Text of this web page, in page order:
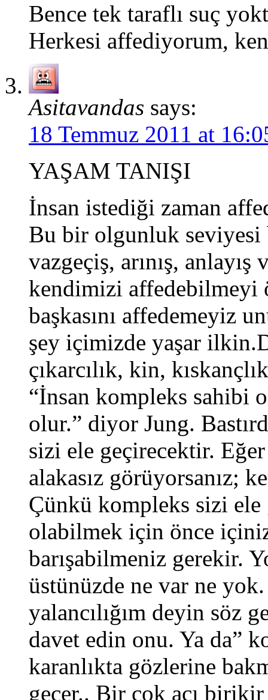
Bence tek taraflı suç
Herkesi affediyorum,
Asitavandas says:
18 Temmuz 2011 at
YAŞAM TANIŞI
İnsan istediği zaman
Bu bir olgunluk seviyesi
vazgeçiş, arınış,
kendimizi affedebilmeyi
başkasını affedemeyiz
şey içimizde yaşar
çıkarcılık, kin,
“İnsan kompleks sahibi
olur.” diyor Jung.
sizi ele geçirecektir.
alakasız görüyorsanız;
Çünkü kompleks sizi ele
olabilmek için önce
barışabilmeniz gerekir.
üstünüzde ne var ne
yalancılığım deyin söz
davet edin onu. Ya da”
karanlıkta gözlerine
geçer.. Bir çok acı